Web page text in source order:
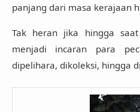
panjang dari masa kerajaan
Tak heran jika hingga
menjadi incaran para
dipelihara, dikoleksi, hingga